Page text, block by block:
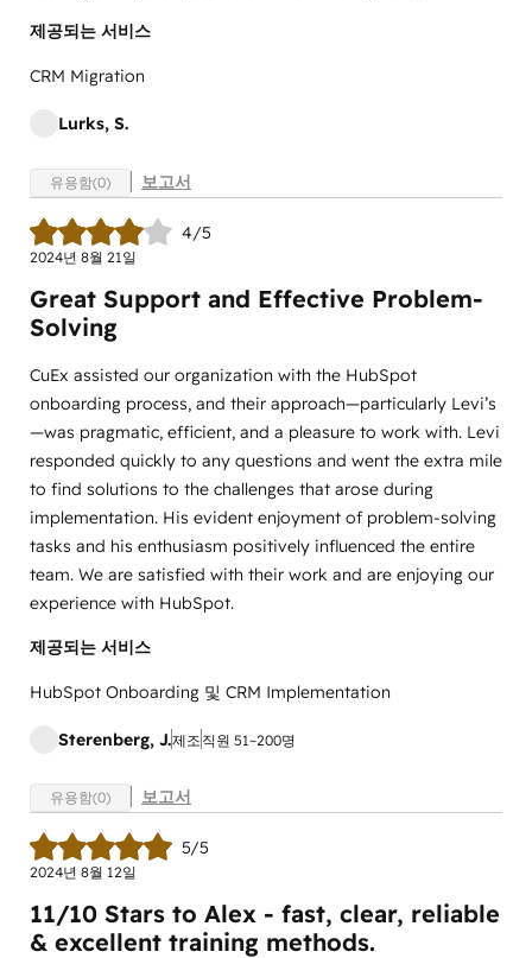
제공되는 서비스
CRM Migration
Lurks, S.
유용함(0) 보고서
4/5
2024년 8월 21일
Great Support and Effective Problem-
Solving
CuEx assisted our organization with the HubSpot
onboarding process, and their approach—particularly Levi’s
—was pragmatic, efficient, and a pleasure to work with. Levi
responded quickly to any questions and went the extra mile
to find solutions to the challenges that arose during
implementation. His evident enjoyment of problem-solving
tasks and his enthusiasm positively influenced the entire
team. We are satisfied with their work and are enjoying our
experience with HubSpot.
제공되는 서비스
HubSpot Onboarding 및 CRM Implementation
Sterenberg, J.제조 직원 51~200명
유용함(0) 보고서
5/5
2024년 8월 12일
11/10 Stars to Alex - fast, clear, reliable
& excellent training methods.